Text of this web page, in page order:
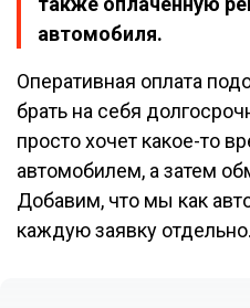
автомобиля.
Оперативная оплата
брать на себя
просто хочет какое-то
автомобилем, а затем
Добавим, что мы как
каждую заявку отдельно.